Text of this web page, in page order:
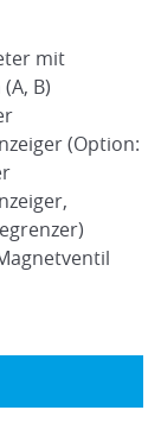
mit
B)
(Option: